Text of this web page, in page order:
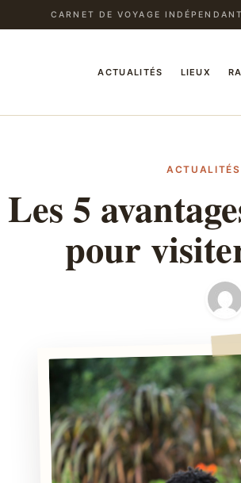
CARNET DE VOYAGE
ACTUALITÉS LIEUX
ACTUALITÉS
Les 5
pour